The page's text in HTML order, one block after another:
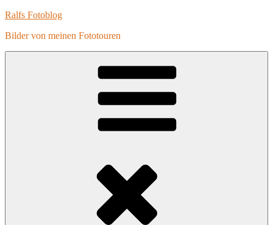
Zum
springen
Ralfs Fotoblog
Bilder von meinen Fototouren